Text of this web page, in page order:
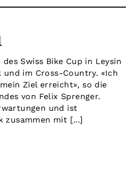
Swiss Bike Cup in Leysin
im Cross-Country. «Ich
Ziel erreicht», so die
von Felix Sprenger.
und ist
zusammen mit [...]